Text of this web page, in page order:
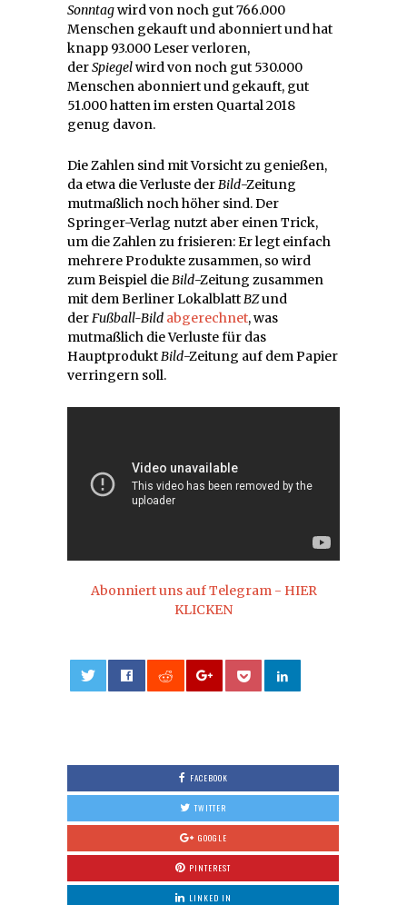
Sonntagwird von noch gut 766.000
Menschen gekauft und abonniert und hat
knapp 93.000 Leser verloren,
derSpiegelwird von noch gut 530.000
Menschen abonniert und gekauft, gut
51.000 hatten im ersten Quartal 2018
genug davon.
Die Zahlen sind mit Vorsicht zu genießen,
da etwa die Verluste derBild-Zeitung
mutmaßlich noch höher sind. Der
Springer-Verlag nutzt aber einen Trick,
um die Zahlen zu frisieren: Er legt einfach
mehrere Produkte zusammen, so wird
zum Beispiel dieBild-Zeitung zusammen
mit dem Berliner LokalblattBZund
derFußball-Bild abgerechnet, was
mutmaßlich die Verluste für das
HauptproduktBild-Zeitung auf dem Papier
verringern soll.
Abonniert uns auf Telegram - HIER
KLICKEN
FACEBOOK
TWITTER
GOOGLE
PINTEREST
LINKED IN